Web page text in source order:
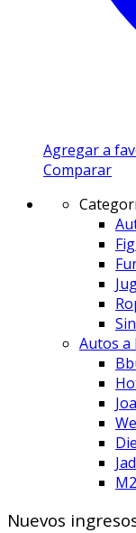
Agregar a
Comparar
Autos a
Nuevos